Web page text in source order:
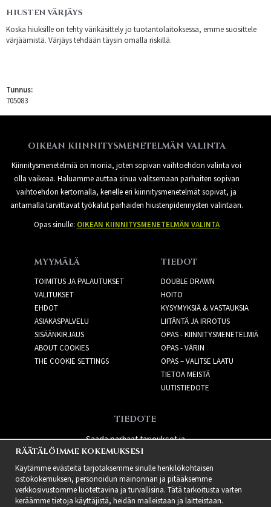
HIUSTEN VÄRJÄYS
Koska hiuksille on tehty värikäsittely jo tuotantolaitoksessa, emme suosittele
värjäämistä. Värjäys tehdään täysin omalla riskillä.
Tunnus:
705083
OIKEAN KIINNITYSMENETELMÄN VALINTA
Kiinnitysmenetelmiä on monia, joten sopivan vaihtoehdon valinta voi
olla vaikeaa. Haluamme auttaa sinua valitsemaan parhaiten sopivan
vaihtoehdon kertomalla, kenelle eri kiinnitysmenetelmät sopivat, ja
antamalla tarvittavat työkalut parhaiden hiustenpidennysten valintaan.
Opas sinulle: OIKEAN KIINNITYSMENETELMÄN VALINTA
MYYMÄLÄ
TOIMITUS JA PALAUTUKSET
VALITUKSET
EHDOT
ASIAKASPALVELU
SISÄÄNKIRJAUS
ABOUT COOKIES
THE COOKIE SETTINGS
TIEDOT
DOUBLE DRAWN
HOITO
KYSYMYKSIÄ & VASTAUKSIA
LIITÄNTÄ JA IRROTUS
OPAS - KIINNITYSMENETELMIÄ
OPAS - VÄRIN
OPAS – VALITSE LAATU
TIETOA MEISTÄ
UUTISTIEDOTE
TIEDOTE
Saada parhaat tarjoukset ja
uusia tuotteita!
RÄÄTÄLÖIMME KOKEMUKSESI
Käytämme evästeitä tarjotaksemme sinulle henkilökohtaisen
ostokokemuksen, personoidun mainonnan ja pitääksemme
verkkosivustomme luotettavina ja turvallisina. Tätä tarkoitusta varten
keräämme tietoja käyttäjistä, heidän malleistaan ​​ja laitteistaan.